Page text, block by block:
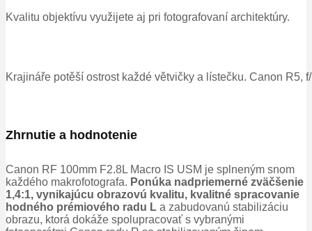
Kvalitu objektívu využijete aj pri fotografovaní architektúry.
Krajináře potěší ostrost každé větvičky a lístečku. Canon R5,
Zhrnutie a hodnotenie
Canon RF 100mm F2.8L Macro IS USM je splneným snom
každého makrofotografa. Ponúka nadpriemerné zväčšenie
1,4:1, vynikajúcu obrazovú kvalitu, kvalitné spracovanie
hodného prémiového radu L a zabudovanú stabilizáciu
obrazu, ktorá dokáže spolupracovať s vybranými